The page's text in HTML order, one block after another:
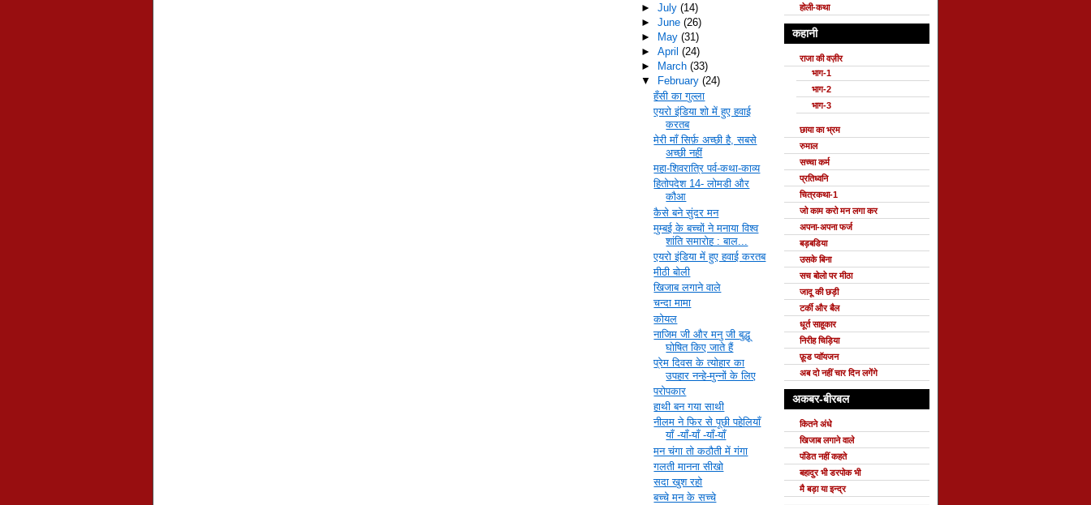
► July (14)
► June (26)
►
May (31)
► April (24)
►
March (33)
▼
February (24)
हँसी का गुल्ला
एयरो इंडिया शो में हुए हवाई
करतब
मेरी माँ सिर्फ़ अच्छी है, सबसे
अच्छी नहीं
महा-शिवरात्रि पर्व-कथा-काव्य
हितोपदेश 14- लोमडी और
कौआ
कैसे बने सुंदर मन
मुम्बई के बच्चों ने मनाया विश्व
शांति समारोह : बाल...
एयरो इंडिया में हुए हवाई करतब
मीठी बोली
खिजाब लगाने वाले
चन्दा मामा
कोयल
नाजिम जी और मनु जी बुद्धू
घोषित किए जाते हैं
प्रेम दिवस के त्योहार का
उपहार नन्हे-मुन्नों के लिए
परोपकार
हाथी बन गया साथी
नीलम ने फिर से पूछी पहेलियाँ
याँ -याँ-याँ -याँ-याँ
मन चंगा तो कठौती में गंगा
गलती मानना सीखो
सदा खुश रहो
बच्चे मन के सच्चे
होली-कथा
कहानी
राजा की वज़ीर
भाग-1
भाग-2
भाग-3
छाया का भ्रम
रुमाल
सच्चा कर्म
प्रतिध्वनि
चित्रकथा-1
जो काम करो मन लगा कर
अपना-अपना फर्ज
बड़बडिया
उसके बिना
सच बोलो पर मीठा
जादू की छड़ी
टर्की और बैल
धूर्त साहूकार
निरीह चिड़िया
फ़ूड प्वॉयजन
अब दो नहीं चार दिन लगेंगे
अकबर-बीरबल
कितने अंधे
खिजाब लगाने वाले
पंडित नहीं कहते
बहादुर भी डरपोक भी
मै बड़ा या इन्द्र